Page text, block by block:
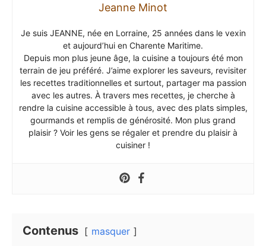
Jeanne Minot
Je suis JEANNE, née en Lorraine, 25 années dans le vexin
et aujourd’hui en Charente Maritime.
Depuis mon plus jeune âge, la cuisine a toujours été mon
terrain de jeu préféré. J’aime explorer les saveurs, revisiter
les recettes traditionnelles et surtout, partager ma passion
avec les autres. À travers mes recettes, je cherche à
rendre la cuisine accessible à tous, avec des plats simples,
gourmands et remplis de générosité. Mon plus grand
plaisir ? Voir les gens se régaler et prendre du plaisir à
cuisiner !
Contenus masquer